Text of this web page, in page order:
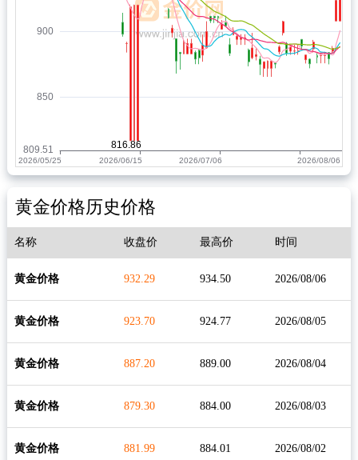
黄金价格历史价格
名称 收盘价 最高价 时间
黄金价格 932.29 934.50 2026/08/06
黄金价格 923.70 924.77 2026/08/05
黄金价格 887.20 889.00 2026/08/04
黄金价格 879.30 884.00 2026/08/03
黄金价格 881.99 884.01 2026/08/02